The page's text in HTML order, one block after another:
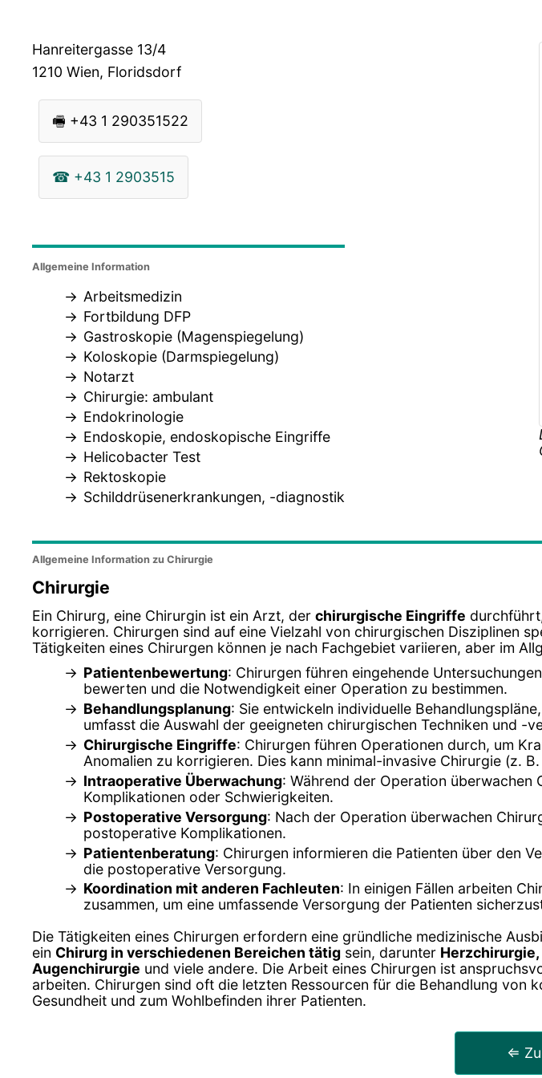
Hanreitergasse 13/4
1210 Wien, Floridsdorf
🖷 +43 1 290351522
☎ +43 1 2903515
Allgemeine Information
Arbeitsmedizin
Fortbildung DFP
Gastroskopie (Magenspiegelung)
Koloskopie (Darmspiegelung)
Notarzt
Chirurgie: ambulant
Endokrinologie
Endoskopie, endoskopische Eingriffe
Helicobacter Test
Rektoskopie
Schilddrüsenerkrankungen, -diagnostik
Allgemeine Information zu Chirurgie
Chirurgie
Ein Chirurg, eine Chirurgin ist ein Arzt, der chirurgische Eingriffe
korrigieren. Chirurgen sind auf eine Vielzahl von chirurgischen Disziplinen
Tätigkeiten eines Chirurgen können je nach Fachgebiet variieren, aber im
Patientenbewertung: Chirurgen führen eingehende
bewerten und die Notwendigkeit einer Operation zu bestimmen.
Behandlungsplanung: Sie entwickeln individuelle
umfasst die Auswahl der geeigneten chirurgischen Techniken und -
Chirurgische Eingriffe: Chirurgen führen Operationen durch, um
Anomalien zu korrigieren. Dies kann minimal-invasive Chirurgie (z.
Intraoperative Überwachung: Während der Operation
Komplikationen oder Schwierigkeiten.
Postoperative Versorgung: Nach der Operation überwachen
postoperative Komplikationen.
Patientenberatung: Chirurgen informieren die Patienten über den
die postoperative Versorgung.
Koordination mit anderen Fachleuten: In einigen Fällen arbeiten
zusammen, um eine umfassende Versorgung der Patienten
Die Tätigkeiten eines Chirurgen erfordern eine gründliche medizinische
ein Chirurg in verschiedenen Bereichen tätig sein, darunter
Augenchirurgie und viele andere. Die Arbeit eines Chirurgen ist
arbeiten. Chirurgen sind oft die letzten Ressourcen für die Behandlung von
Gesundheit und zum Wohlbefinden ihrer Patienten.
⇐